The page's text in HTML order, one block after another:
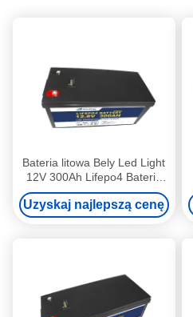
Bateria litowa Bely Led Light
12V 300Ah Lifepo4 Bateria
do trawnika słonecznego
Uzyskaj najlepszą cenę